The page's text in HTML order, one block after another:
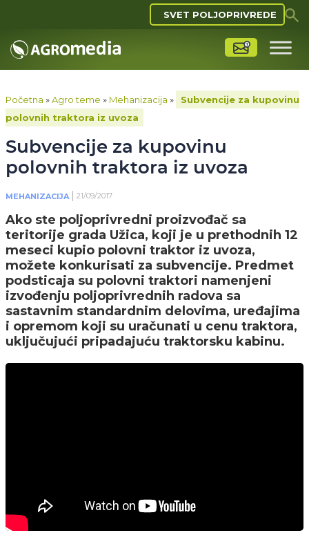
SVET POLJOPRIVREDE
Početna »Agro teme » Mehanizacija »
Subvencije za kupovinu
polovnih traktora iz uvoza
Subvencije za kupovinu
polovnih traktora iz uvoza
MEHANIZACIJA 21/09/2017
Ako ste poljoprivredni proizvođač sa
teritorije grada Užica, koji je u prethodnih 12
meseci kupio polovni traktor iz uvoza,
možete konkurisati za subvencije. Predmet
podsticaja su polovni traktori namenjeni
izvođenju poljoprivrednih radova sa
sastavnim standardnim delovima, uređajima
i opremom koji su uračunati u cenu traktora,
uključujući pripadajuću traktorsku kabinu.